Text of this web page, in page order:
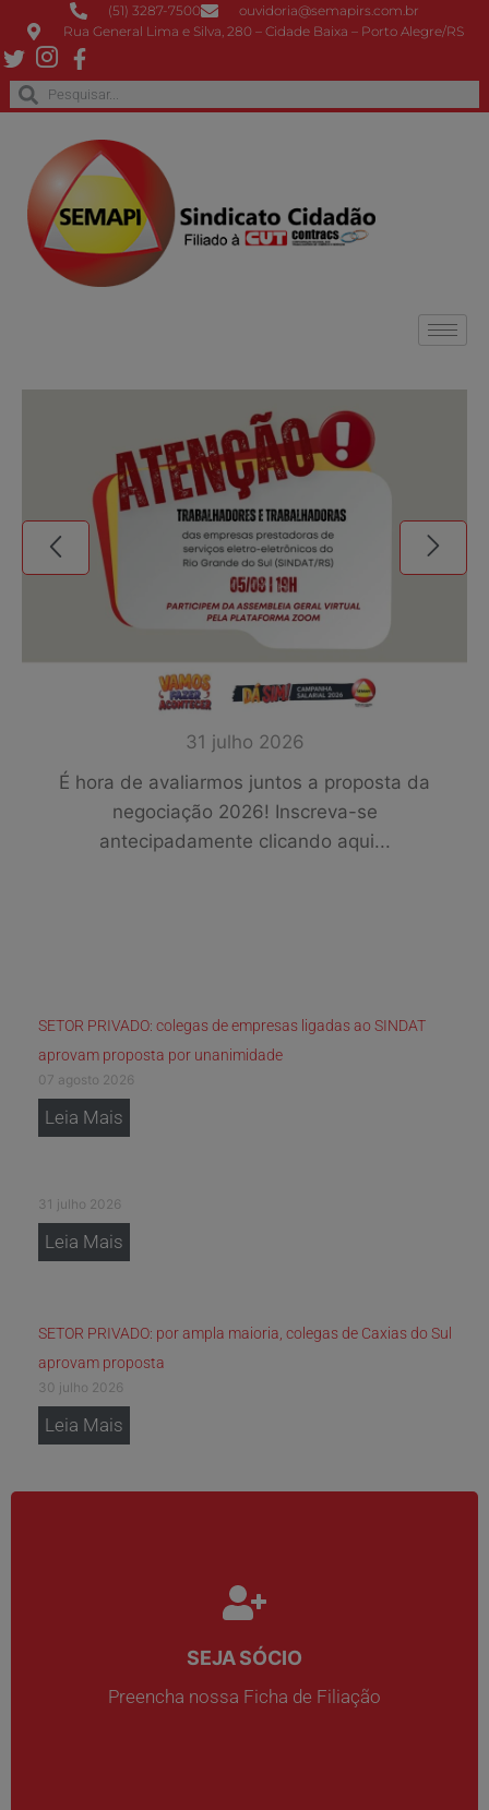
(51) 3287-7500
ouvidoria@semapirs.com.br
Rua General Lima e Silva, 280 – Cidade Baixa – Porto Alegre/RS
31 julho 2026
É hora de avaliarmos juntos a proposta da
negociação 2026! Inscreva-se
antecipadamente clicando aqui...
SETOR PRIVADO: colegas de empresas ligadas ao SINDAT
aprovam proposta por unanimidade
07 agosto 2026
Leia Mais
31 julho 2026
Leia Mais
SETOR PRIVADO: por ampla maioria, colegas de Caxias do Sul
aprovam proposta
30 julho 2026
Leia Mais
SEJA SÓCIO
Preencha nossa Ficha de Filiação
SEJA SÓCIO
Preencha nossa Ficha de Filiação